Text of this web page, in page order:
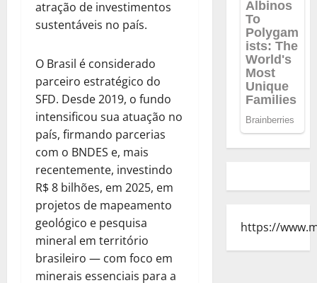
atração de investimentos
sustentáveis no país.
O Brasil é considerado
parceiro estratégico do
SFD. Desde 2019, o fundo
intensificou sua atuação no
país, firmando parcerias
com o BNDES e, mais
recentemente, investindo
R$ 8 bilhões, em 2025, em
projetos de mapeamento
geológico e pesquisa
mineral em território
brasileiro — com foco em
minerais essenciais para a
https://